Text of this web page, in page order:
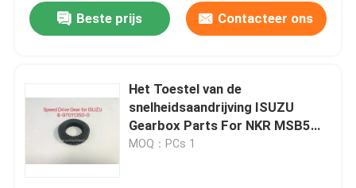
Beste prijs Contacteer ons
Het Toestel van de
snelheidsaandrijving ISUZU
Gearbox Parts For NKR MSB5M
MSB5S 8-97011350-0
MOQ：PCs 1